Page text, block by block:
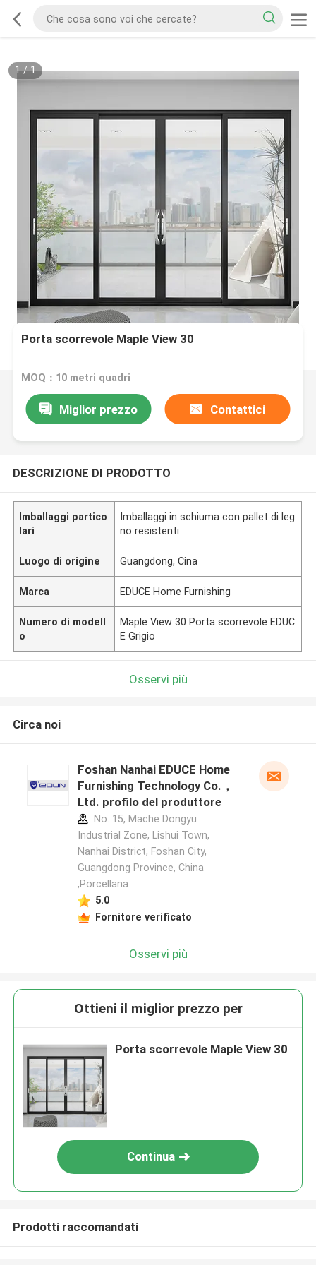
1/1
Porta scorrevole Maple View 30
MOQ：10 metri quadri
Miglior prezzo Contattici
DESCRIZIONE DI PRODOTTO
Imballaggi partico
lari
Imballaggi in schiuma con pallet di leg
no resistenti
Luogo di origine Guangdong, Cina
Marca EDUCE Home Furnishing
Numero di modell
o
Maple View 30 Porta scorrevole EDUC
E Grigio
Osservi più
Circa noi
Foshan Nanhai EDUCE Home
Furnishing Technology Co.，
Ltd. profilo del produttore
No. 15, Mache Dongyu
Industrial Zone, Lishui Town,
Nanhai District, Foshan City,
Guangdong Province, China
,Porcellana
5.0
Fornitore verificato
Osservi più
Ottieni il miglior prezzo per
Porta scorrevole Maple View 30
Continua
Prodotti raccomandati